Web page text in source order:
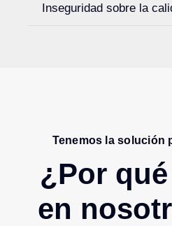
Inseguridad sobre la
Tenemos la solución
¿Por
en